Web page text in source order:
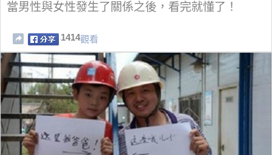
當男性與女性發生了關係之後，看完就懂了！
1414觀看